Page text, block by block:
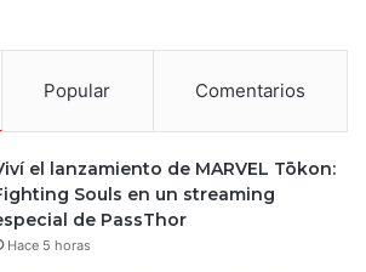
Popular Comentarios
el lanzamiento de MARVEL Tōkon:
Souls en un streaming
de PassThor
Hace 5 horas